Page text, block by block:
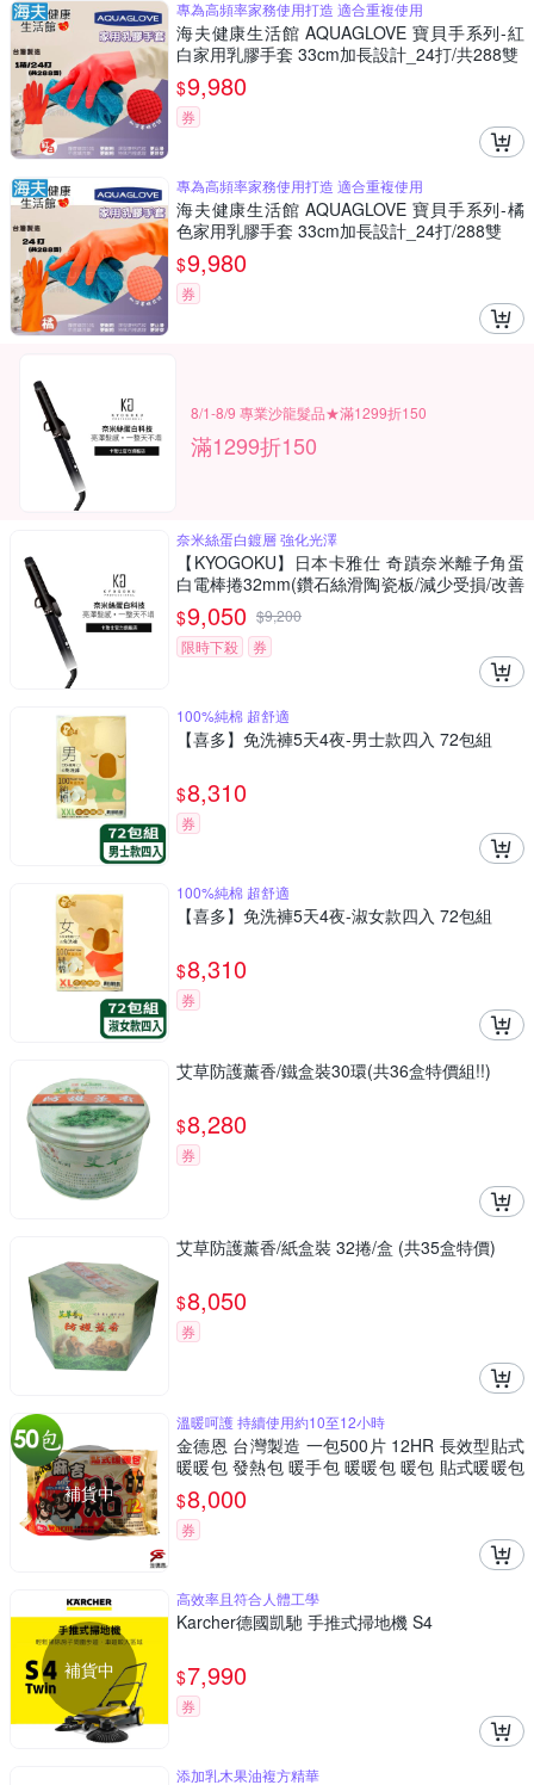
專為高頻率家務使用打造 適合重複使用
海夫健康生活館 AQUAGLOVE 寶貝手系列-紅
白家用乳膠手套 33cm加長設計_24打/共288雙
$9,980
券
專為高頻率家務使用打造 適合重複使用
海夫健康生活館 AQUAGLOVE 寶貝手系列-橘
色家用乳膠手套 33cm加長設計_24打/288雙
$9,980
券
8/1-8/9 專業沙龍髮品★滿1299折150
滿1299折150
奈米絲蛋白鍍層 強化光澤
【KYOGOKU】日本卡雅仕 奇蹟奈米離子角蛋
白電棒捲32mm(鑽石絲滑陶瓷板/減少受損/改善
髮質/電棒捲/捲髮器)
$9,050 $9,200
限時下殺
券
100%純棉 超舒適
【喜多】免洗褲5天4夜-男士款四入 72包組
$8,310
券
100%純棉 超舒適
【喜多】免洗褲5天4夜-淑女款四入 72包組
$8,310
券
艾草防護薰香/鐵盒裝30環(共36盒特價組!!)
$8,280
券
艾草防護薰香/紙盒裝 32捲/盒 (共35盒特價)
$8,050
券
補貨中
溫暖呵護 持續使用約10至12小時
金德恩 台灣製造 一包500片 12HR 長效型貼式
暖暖包 發熱包 暖手包 暖暖包 暖包 貼式暖暖包
長效暖暖包
$8,000
券
補貨中
高效率且符合人體工學
Karcher德國凱馳 手推式掃地機 S4
$7,990
券
添加乳木果油複方精華